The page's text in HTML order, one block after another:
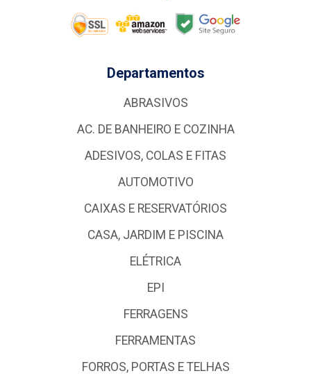
Departamentos
ABRASIVOS
AC. DE BANHEIRO E COZINHA
ADESIVOS, COLAS E FITAS
AUTOMOTIVO
CAIXAS E RESERVATÓRIOS
CASA, JARDIM E PISCINA
ELÉTRICA
EPI
FERRAGENS
FERRAMENTAS
FORROS, PORTAS E TELHAS